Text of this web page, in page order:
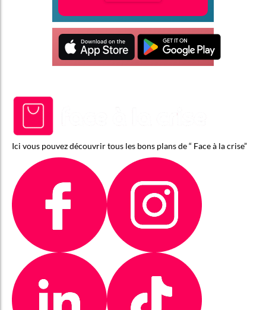
Ici vous pouvez découvrir tous les bons plans de “ Face à la crise”